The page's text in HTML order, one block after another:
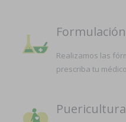
Realizamos las
prescriba tu
Puericultura